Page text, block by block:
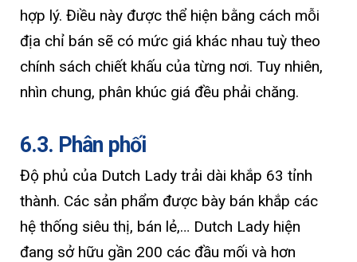
hợp lý. Điều này được thể hiện bằng cách mỗi
địa chỉ bán sẽ có mức giá khác nhau tuỳ theo
chính sách chiết khấu của từng nơi. Tuy nhiên,
nhìn chung, phân khúc giá đều phải chăng.
6.3. Phân phối
Độ phủ của Dutch Lady trải dài khắp 63 tỉnh
thành. Các sản phẩm được bày bán khắp các
hệ thống siêu thị, bán lẻ,… Dutch Lady hiện
đang sở hữu gần 200 các đầu mối và hơn